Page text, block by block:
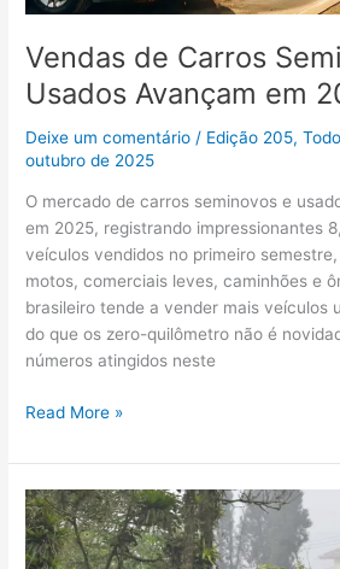
Vendas de Carros
Usados Avançam em
Deixe um comentário / Edição 205,
outubro de 2025
O mercado de carros seminovos e
em 2025, registrando impressionantes
veículos vendidos no primeiro
motos, comerciais leves, caminhões e
brasileiro tende a vender mais veículos
do que os zero-quilômetro não é
números atingidos neste
2025
Read More »
Foton
lança
picape